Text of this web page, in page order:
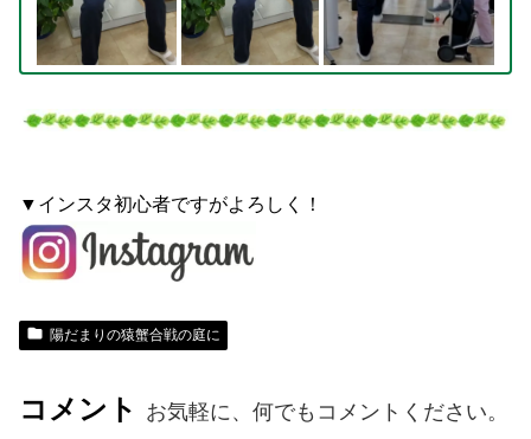
▼インスタ初心者ですがよろしく！
陽だまりの猿蟹合戦の庭に
コメント お気軽に、何でもコメントください。